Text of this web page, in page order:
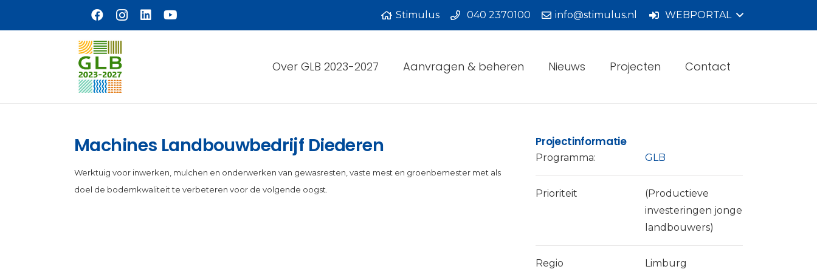
Naar hoofdinhoud
Stimulus 040 2370100 info@stimulus.nl WEBPORTAL
Over GLB 2023-2027 Aanvragen & beheren Nieuws Projecten Contact
Machines Landbouwbedrijf Diederen
Werktuig voor inwerken, mulchen en onderwerken van gewasresten, vaste mest en groenbemester met als
doel de bodemkwaliteit te verbeteren voor de volgende oogst.
Projectinformatie
Programma: GLB
Prioriteit
(Productieve
investeringen jonge
landbouwers)
Regio Limburg